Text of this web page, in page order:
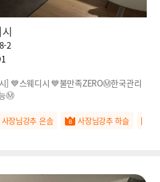
2
] 💙스웨디시 💙불만족ZEROⓂ️한국관리
Ⓜ️
사장님강추 은솜 사장님강추 하슬